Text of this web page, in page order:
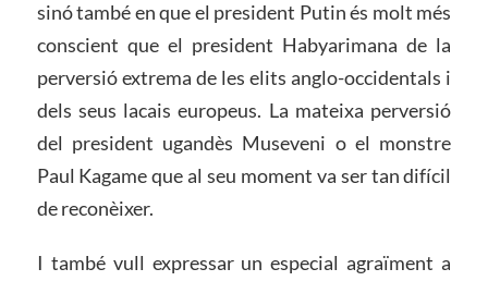
sinó també en que el president Putin és molt més
conscient que el president Habyarimana de la
perversió extrema de les elits anglo-occidentals i
dels seus lacais europeus. La mateixa perversió
del president ugandès Museveni o el monstre
Paul Kagame que al seu moment va ser tan difícil
de reconèixer.
I també vull expressar un especial agraïment a